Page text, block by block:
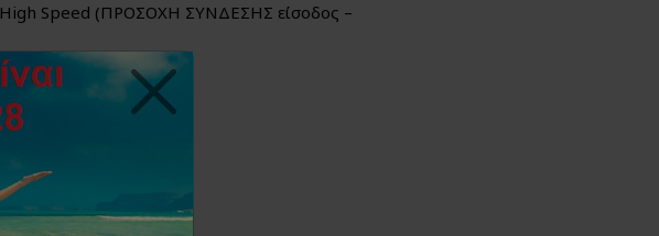
Speed (ΠΡΟΣΟΧΗ ΣΥΝΔΕΣΗΣ είσοδος –